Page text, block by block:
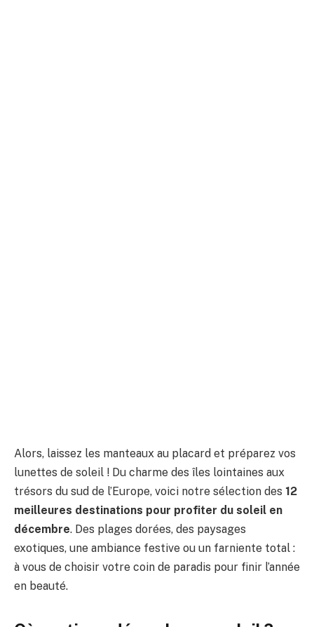
Alors, laissez les manteaux au placard et préparez vos
lunettes de soleil ! Du charme des îles lointaines aux
trésors du sud de l’Europe, voici notre sélection des 12
meilleures destinations pour profiter du soleil en
décembre. Des plages dorées, des paysages
exotiques, une ambiance festive ou un farniente total :
à vous de choisir votre coin de paradis pour finir l’année
en beauté.